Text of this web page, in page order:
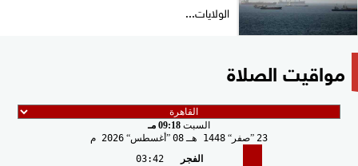
الولايات...
مواقيت الصلاة
السبت 09:18 مـ
23 صفر 1448 هـ 08 أغسطس 2026 م
الفجر
03:42